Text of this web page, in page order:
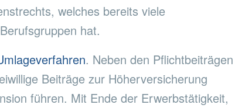
welches bereits viele
hat.
. Neben den Pflichtbeiträgen
Beiträge zur Höherversicherung
führen. Mit Ende der Erwerbstätigkeit,